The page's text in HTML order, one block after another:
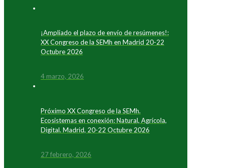
¡Ampliado el plazo de envío de resúmenes!:
XX Congreso de la SEMh en Madrid 20-22
Octubre 2026
4 marzo, 2026
Próximo XX Congreso de la SEMh.
Ecosistemas en conexión: Natural, Agrícola,
Digital. Madrid, 20-22 Octubre 2026
27 febrero, 2026